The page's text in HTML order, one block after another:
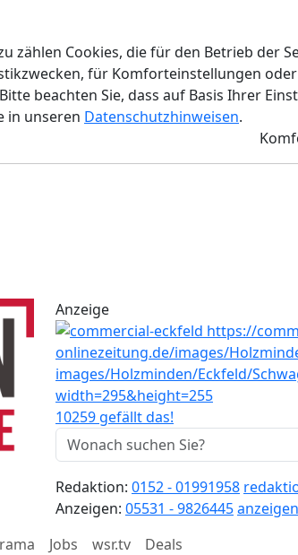
zählen Cookies, die für den Betrieb der
für Komforteinstellungen
beachten Sie, dass auf Basis Ihrer
in unseren Datenschutzhinweisen.
Anzeige
10259 gefällt das!
Redaktion: 0152 - 01991958
Anzeigen: 05531 - 9826445
Jobs wsr.tv
Deals